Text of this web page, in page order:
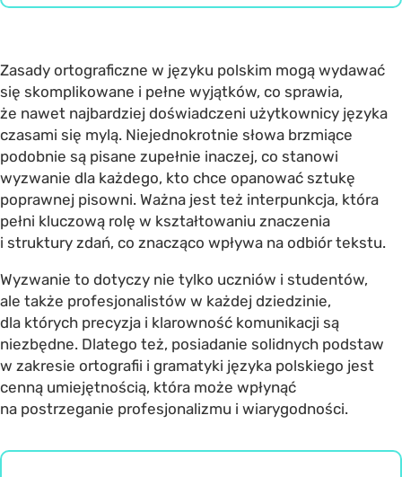
Zasady ortograficzne w języku polskim mogą wydawać
się skomplikowane i pełne wyjątków, co sprawia,
że nawet najbardziej doświadczeni użytkownicy języka
czasami się mylą. Niejednokrotnie słowa brzmiące
podobnie są pisane zupełnie inaczej, co stanowi
wyzwanie dla każdego, kto chce opanować sztukę
poprawnej pisowni. Ważna jest też interpunkcja, która
pełni kluczową rolę w kształtowaniu znaczenia
i struktury zdań, co znacząco wpływa na odbiór tekstu.
Wyzwanie to dotyczy nie tylko uczniów i studentów,
ale także profesjonalistów w każdej dziedzinie,
dla których precyzja i klarowność komunikacji są
niezbędne. Dlatego też, posiadanie solidnych podstaw
w zakresie ortografii i gramatyki języka polskiego jest
cenną umiejętnością, która może wpłynąć
na postrzeganie profesjonalizmu i wiarygodności.